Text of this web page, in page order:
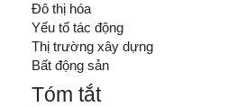
Đô thị hóa
Yếu tố tác động
Thị trường xây dựng
Bất động sản
Tóm tắt